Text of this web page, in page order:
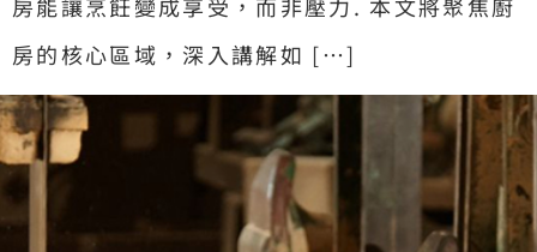
房的核心區域，深入講解如 […]